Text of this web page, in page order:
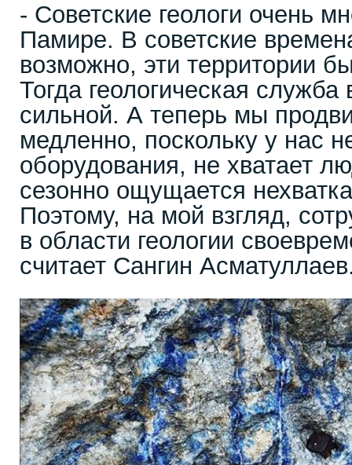
- Советские геологи очень
Памире. В советские
возможно, эти территории
Тогда геологическая
сильной. А теперь мы
медленно, поскольку у нас
оборудования, не хватает
сезонно ощущается
Поэтому, на мой взгляд,
в области геологии
считает Сангин